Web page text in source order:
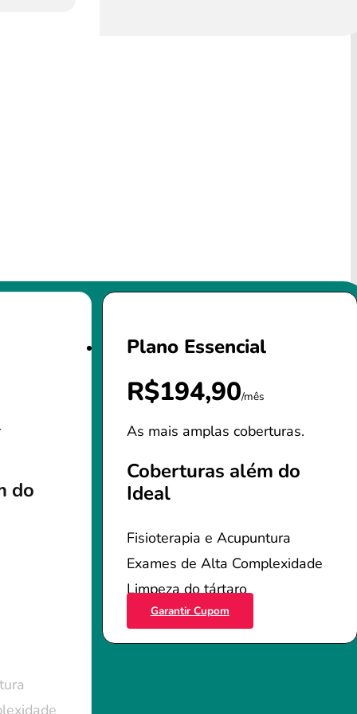
do
Plano Essencial
R$194,90/mês
As mais amplas coberturas.
Coberturas além do
Ideal
Fisioterapia e Acupuntura
Exames de Alta Complexidade
Limpeza do tártaro
Garantir Cupom